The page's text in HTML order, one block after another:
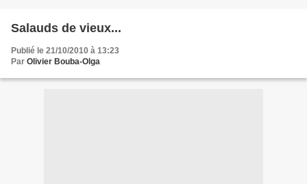
Salauds de vieux...
Publié le 21/10/2010 à 13:23
Par Olivier Bouba-Olga